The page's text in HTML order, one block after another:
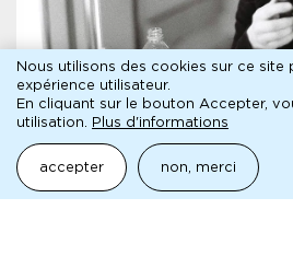
Entretien avec
Missolz
Le Camion
Nous utilisons des cookies sur ce site
expérience utilisateur.
En cliquant sur le bouton Accepter,
utilisation.
Plus d'informations
accepter non, merci